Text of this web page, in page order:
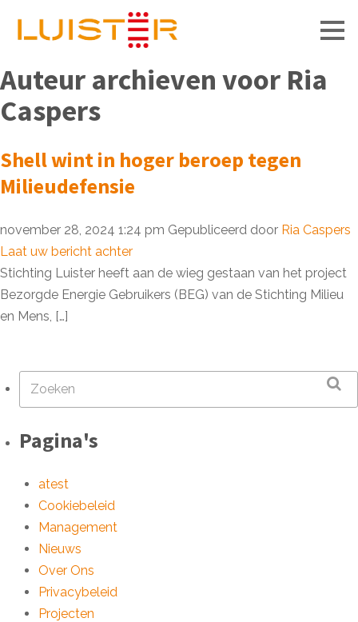
Auteur archieven voor Ria
Caspers
Shell wint in hoger beroep tegen
Milieudefensie
november 28, 2024 1:24 pm Gepubliceerd door Ria Caspers
Laat uw bericht achter
Stichting Luister heeft aan de wieg gestaan van het project
Bezorgde Energie Gebruikers (BEG) van de Stichting Milieu
en Mens, […]
Pagina's
atest
Cookiebeleid
Management
Nieuws
Over Ons
Privacybeleid
Projecten